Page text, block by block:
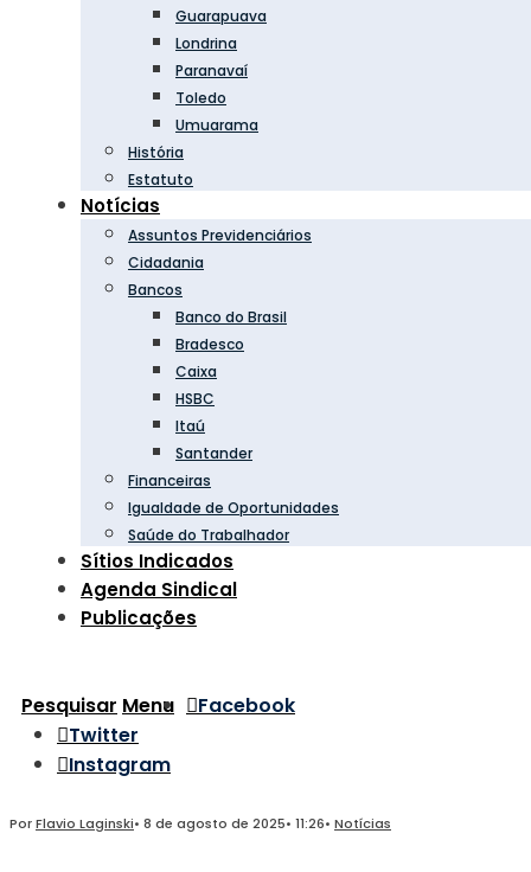
Guarapuava
Londrina
Paranavaí
Toledo
Umuarama
História
Estatuto
Notícias
Assuntos Previdenciários
Cidadania
Bancos
Banco do Brasil
Bradesco
Caixa
HSBC
Itaú
Santander
Financeiras
Igualdade de Oportunidades
Saúde do Trabalhador
Sítios Indicados
Agenda Sindical
Publicações
Pesquisar Menu
Facebook
Twitter
Instagram
PorFlavio Laginski• 8 de agosto de 2025• 11:26• Notícias